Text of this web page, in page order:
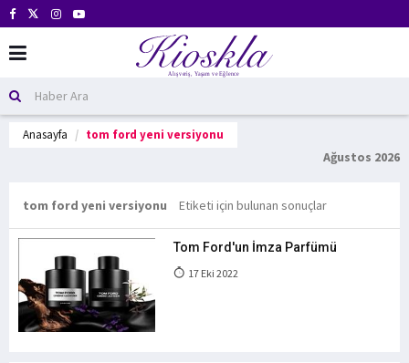
Anasayfa tom ford yeni versiyonu
Ağustos 2026
tom ford yeni versiyonu Etiketi için bulunan sonuçlar
Tom Ford'un İmza Parfümü
17 Eki 2022